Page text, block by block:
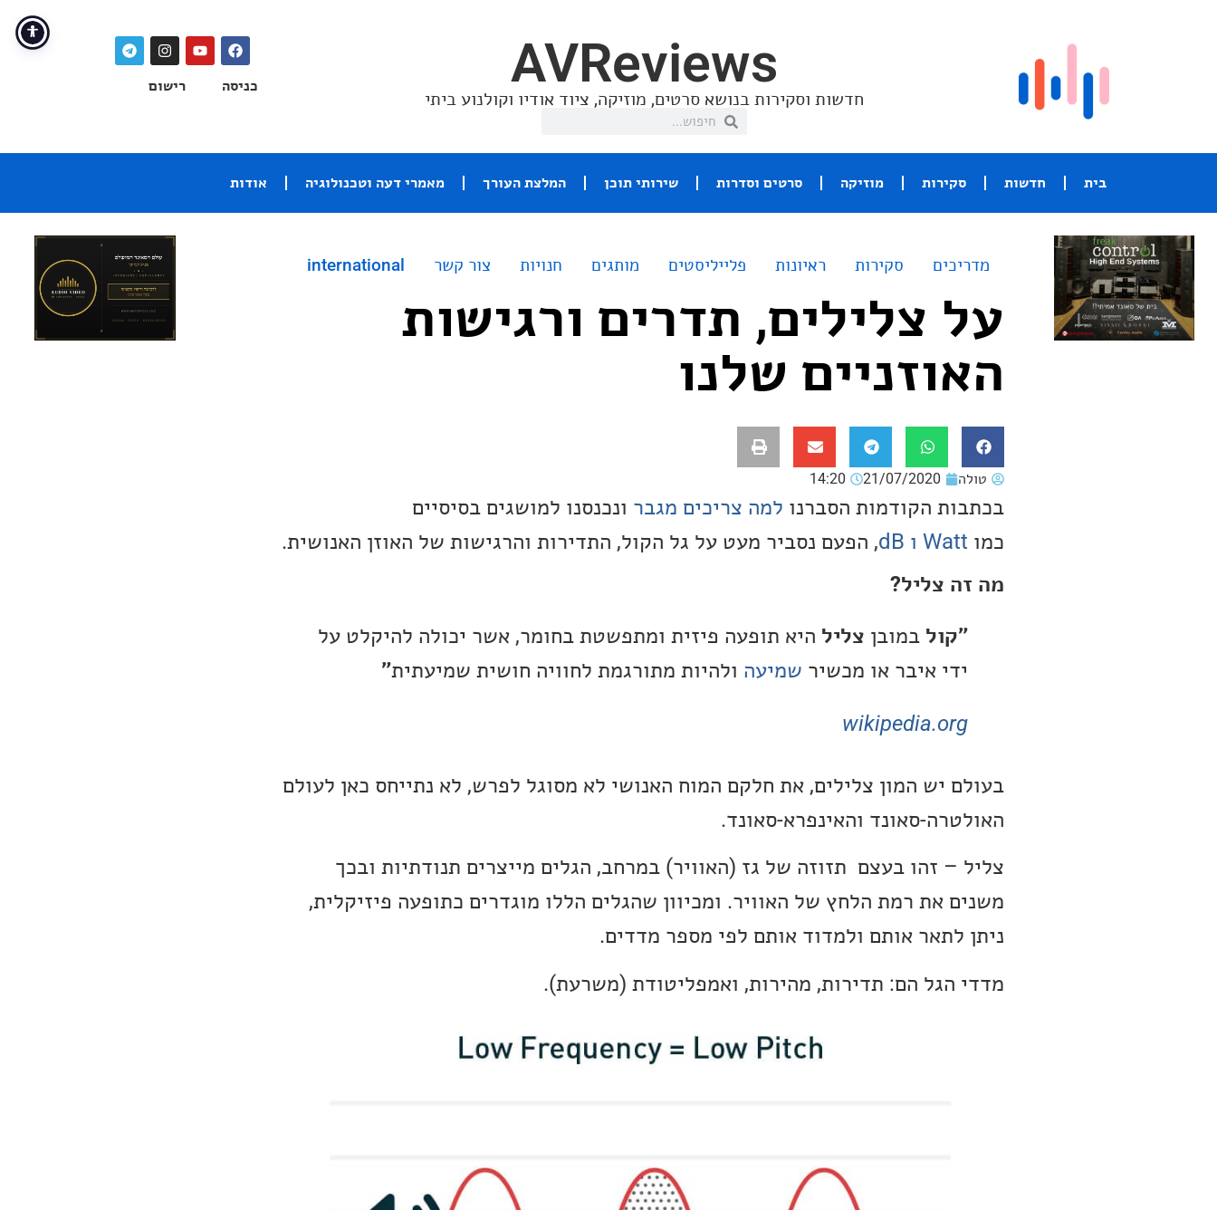
AVReviews
חדשות וסקירות בנושא סרטים, מוזיקה, ציוד אודיו וקולנוע ביתי
כניסה רישום
בית חדשות סקירות מוזיקה סרטים וסדרות שירותי תוכן המלצת העורך מאמרי דעה וטכנולוגיה אודות
מדריכים סקירות ראיונות פלייליסטים מותגים חנויות צור קשר international
על צלילים, תדרים ורגישות
האוזניים שלנו
טולה 21/07/2020
14:20
בכתבות הקודמות הסברנו למה צריכים מגבר ונכנסנו למושגים בסיסיים
כמו
, הפעם נסביר מעט על גל הקול, התדירות והרגישות של האוזן האנושית.
מה זה צליל?
״קול במובן צליל היא תופעה פיזית ומתפשטת בחומר, אשר יכולה להיקלט על
ידי איבר או מכשיר שמיעה ולהיות מתורגמת לחוויה חושית שמיעתית״
wikipedia.org
בעולם יש המון צלילים, את חלקם המוח האנושי לא מסוגל לפרש, לא נתייחס כאן לעולם
האולטרה-סאונד והאינפרא-סאונד.
צליל – זהו בעצם תזוזה של גז (האוויר) במרחב, הגלים מייצרים תנודתיות ובכך
משנים את רמת הלחץ של האוויר. ומכיוון שהגלים הללו מוגדרים כתופעה פיזיקלית,
ניתן לתאר אותם ולמדוד אותם לפי מספר מדדים.
מדדי הגל הם: תדירות, מהירות, ואמפליטודת (משרעת).